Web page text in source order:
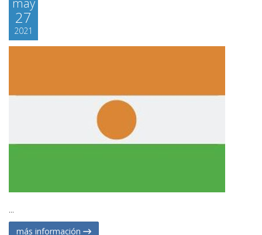
may
27
2021
...
más información